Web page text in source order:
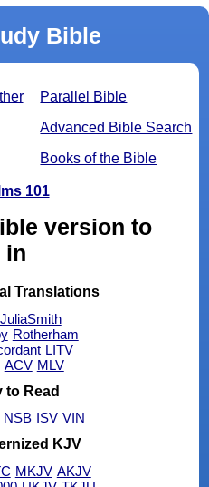
Bible
Parallel Bible
Advanced Bible Search
Books of the Bible
101
version to
in
Translations
JuliaSmith
Rotherham
LITV
ACV MLV
to Read
NSB ISV VIN
KJV
MKJV AKJV